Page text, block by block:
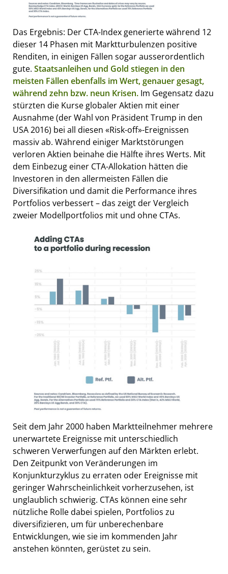
Das Ergebnis: Der CTA-Index generierte während 12
dieser 14 Phasen mit Marktturbulenzen positive
Renditen, in einigen Fällen sogar ausserordentlich
gute. Staatsanleihen und Gold stiegen in den
meisten Fällen ebenfalls im Wert, genauer gesagt,
während zehn bzw. neun Krisen. Im Gegensatz dazu
stürzten die Kurse globaler Aktien mit einer
Ausnahme (der Wahl von Präsident Trump in den
USA 2016) bei all diesen «Risk-off»-Ereignissen
massiv ab. Während einiger Marktstörungen
verloren Aktien beinahe die Hälfte ihres Werts. Mit
dem Einbezug einer CTA-Allokation hätten die
Investoren in den allermeisten Fällen die
Diversifikation und damit die Performance ihres
Portfolios verbessert – das zeigt der Vergleich
zweier Modellportfolios mit und ohne CTAs.
Seit dem Jahr 2000 haben Marktteilnehmer mehrere
unerwartete Ereignisse mit unterschiedlich
schweren Verwerfungen auf den Märkten erlebt.
Den Zeitpunkt von Veränderungen im
Konjunkturzyklus zu erraten oder Ereignisse mit
geringer Wahrscheinlichkeit vorherzusehen, ist
unglaublich schwierig. CTAs können eine sehr
nützliche Rolle dabei spielen, Portfolios zu
diversifizieren, um für unberechenbare
Entwicklungen, wie sie im kommenden Jahr
anstehen könnten, gerüstet zu sein.